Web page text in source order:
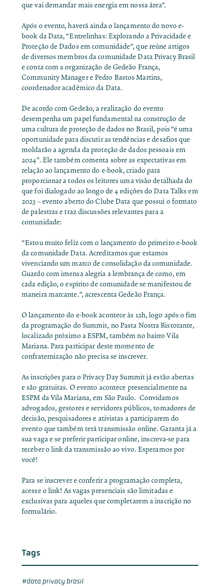
que vai demandar mais energia em nossa área”.
Após o evento, haverá ainda o lançamento do novo e-
book da Data, “Entrelinhas: Explorando a Privacidade e
Proteção de Dados em comunidade”, que reúne artigos
de diversos membros da comunidade Data Privacy Brasil
e conta com a organização de Gedeão França,
Community Manager e Pedro Bastos Martins,
coordenador acadêmico da Data.
De acordo com Gedeão, a realização do evento
desempenha um papel fundamental na construção de
uma cultura de proteção de dados no Brasil, pois “é uma
oportunidade para discutir as tendências e desafios que
moldarão a agenda da proteção de dados pessoais em
2024”. Ele também comenta sobre as expectativas em
relação ao lançamento do e-book, criado para
proporcionar a todos os leitores uma visão detalhada do
que foi dialogado ao longo de 4 edições do Data Talks em
2023 – evento aberto do Clube Data que possui o formato
de palestras e traz discussões relevantes para a
comunidade:
“Estou muito feliz com o lançamento do primeiro e-book
da comunidade Data. Acreditamos que estamos
vivenciando um marco de consolidação da comunidade.
Guardo com imensa alegria a lembrança de como, em
cada edição, o espírito de comunidade se manifestou de
maneira marcante.”, acrescenta Gedeão França.
O lançamento do e-book acontece às 12h, logo após o fim
da programação do Summit, no Pasta Nostra Ristorante,
localizado próximo a ESPM, também no bairro Vila
Mariana. Para participar deste momento de
confraternização não precisa se inscrever.
As inscrições para o Privacy Day Summit já estão abertas
e são gratuitas. O evento acontece presencialmente na
ESPM da Vila Mariana, em São Paulo. Convidamos
advogados, gestores e servidores públicos, tomadores de
decisão, pesquisadores e ativistas a participarem do
evento que também terá transmissão online. Garanta já a
sua vaga e se preferir participar online, inscreva-se para
receber o link da transmissão ao vivo. Esperamos por
você!
Para se inscrever e conferir a programação completa,
acesse o link! As vagas presenciais são limitadas e
exclusivas para aqueles que completarem a inscrição no
formulário.
Tags
data privacy brasil